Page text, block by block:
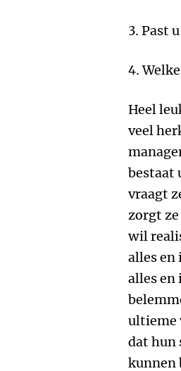
3. Past
4.
Heel
veel
bestaat
vraagt
zorgt
wil
alles en
alles en
ultieme
dat hun
kunnen